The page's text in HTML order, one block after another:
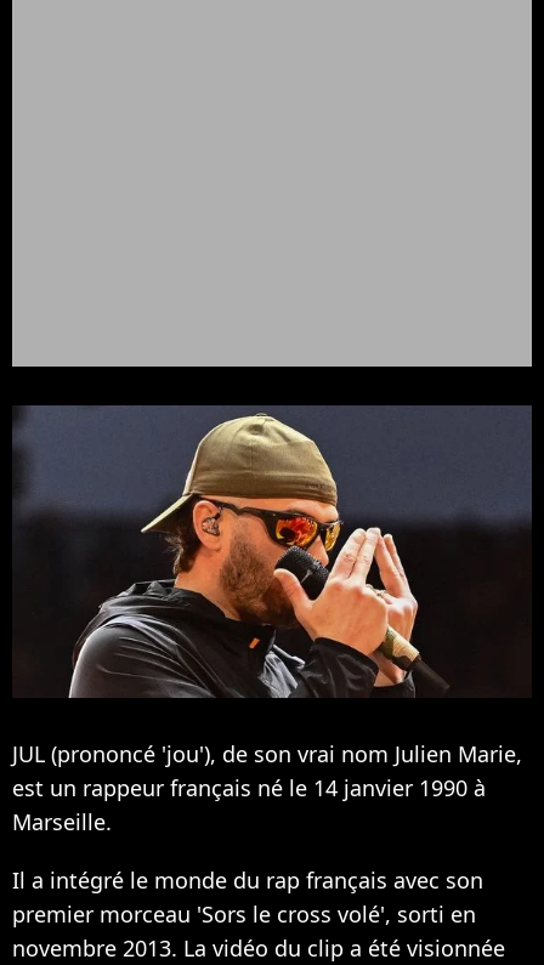
JUL (prononcé 'jou'), de son vrai nom Julien Marie,
est un rappeur français né le 14 janvier 1990 à
Marseille.
Il a intégré le monde du rap français avec son
premier morceau 'Sors le cross volé', sorti en
novembre 2013. La vidéo du clip a été visionnée